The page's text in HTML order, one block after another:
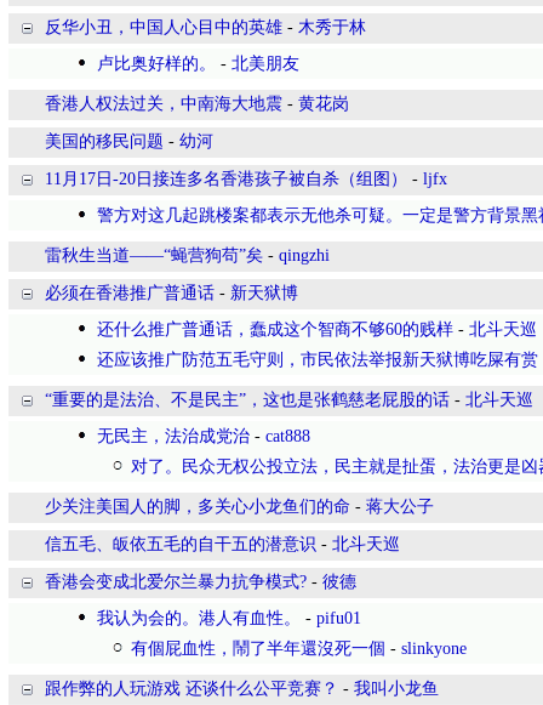
反华小丑，中国人心目中的英雄 - 木秀于林
卢比奥好样的。
- 北美朋友
香港人权法过关，中南海大地震 - 黄花岗
美国的移民问题 - 幼河
11月17日-20日接连多名香港孩子被自杀（组图） - ljfx
警方对这几起跳楼案都表示无他杀可疑。一定是警方背景黑
雷秋生当道——“蝇营狗苟”矣 - qingzhi
必须在香港推广普通话 - 新天狱博
还什么推广普通话，蠢成这个智商不够60的贱样 - 北斗天巡
还应该推广防范五毛守则，市民依法举报新天狱博吃屎有赏
“重要的是法治、不是民主”，这也是张鹤慈老屁股的话 - 北斗天巡
无民主，法治成党治 - cat888
对了。民众无权公投立法，民主就是扯蛋，法治更是凶
少关注美国人的脚，多关心小龙鱼们的命 - 蒋大公子
信五毛、皈依五毛的自干五的潜意识 - 北斗天巡
香港会变成北爱尔兰暴力抗争模式? - 彼德
我认为会的。港人有血性。
- pifu01
有個屁血性，鬧了半年還沒死一個 - slinkyone
跟作弊的人玩游戏 还谈什么公平竞赛？ - 我叫小龙鱼